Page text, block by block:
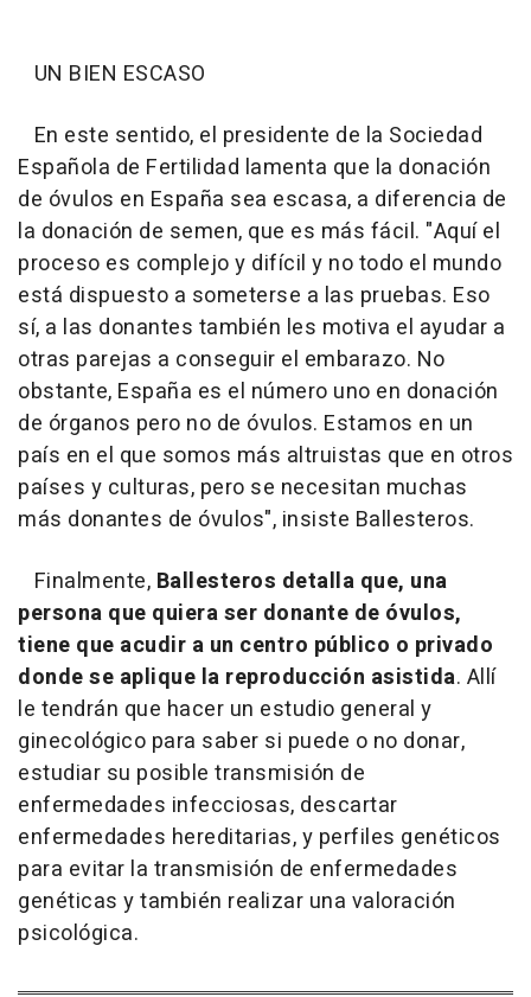
UN BIEN ESCASO
En este sentido, el presidente de la Sociedad
Española de Fertilidad lamenta que la donación
de óvulos en España sea escasa, a diferencia de
la donación de semen, que es más fácil. "Aquí el
proceso es complejo y difícil y no todo el mundo
está dispuesto a someterse a las pruebas. Eso
sí, a las donantes también les motiva el ayudar a
otras parejas a conseguir el embarazo. No
obstante, España es el número uno en donación
de órganos pero no de óvulos. Estamos en un
país en el que somos más altruistas que en otros
países y culturas, pero se necesitan muchas
más donantes de óvulos", insiste Ballesteros.
Finalmente, Ballesteros detalla que, una
persona que quiera ser donante de óvulos,
tiene que acudir a un centro público o privado
donde se aplique la reproducción asistida. Allí
le tendrán que hacer un estudio general y
ginecológico para saber si puede o no donar,
estudiar su posible transmisión de
enfermedades infecciosas, descartar
enfermedades hereditarias, y perfiles genéticos
para evitar la transmisión de enfermedades
genéticas y también realizar una valoración
psicológica.